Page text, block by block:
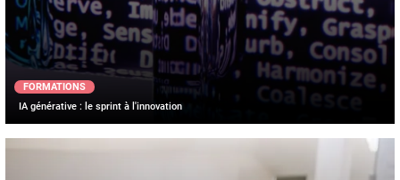
FORMATIONS
IA générative : le sprint à l'innovation